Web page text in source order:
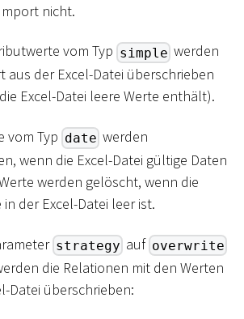
nicht.
vom Typ simple werden
aus der Excel-Datei überschrieben
Excel-Datei leere Werte enthält).
vom Typ date werden
wenn die Excel-Datei gültige Daten
werden gelöscht, wenn die
der Excel-Datei leer ist.
strategy auf overwrite
die Relationen mit den Werten
Datei überschrieben: